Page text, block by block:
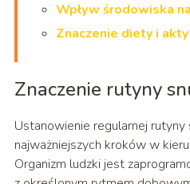
Wpływ środowiska
Znaczenie diety i
Znaczenie rutyny
Ustanowienie regularnej rutyny
najważniejszych kroków w
Organizm ludzki jest